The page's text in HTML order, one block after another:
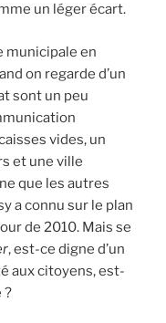
un léger écart.
municipale en
on regarde d’un
sont un peu
vides, un
et une ville
que les autres
a connu sur le plan
de 2010. Mais se
, est-ce digne d’un
aux citoyens, est-
?